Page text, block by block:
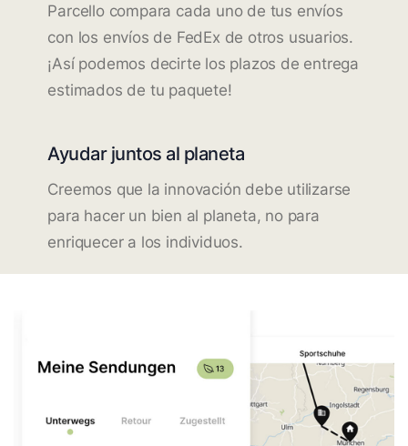
Parcello compara cada uno de tus envíos
con los envíos de FedEx de otros usuarios.
¡Así podemos decirte los plazos de entrega
estimados de tu paquete!
Ayudar juntos al planeta
Creemos que la innovación debe utilizarse
para hacer un bien al planeta, no para
enriquecer a los individuos.